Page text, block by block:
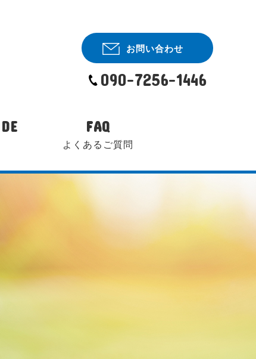
お問い合わせ
090-7256-1446
FAQ
よくあるご質問